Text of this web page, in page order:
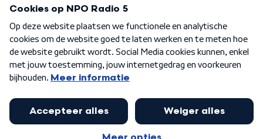
Aanmelden
Algemene voorwaarden